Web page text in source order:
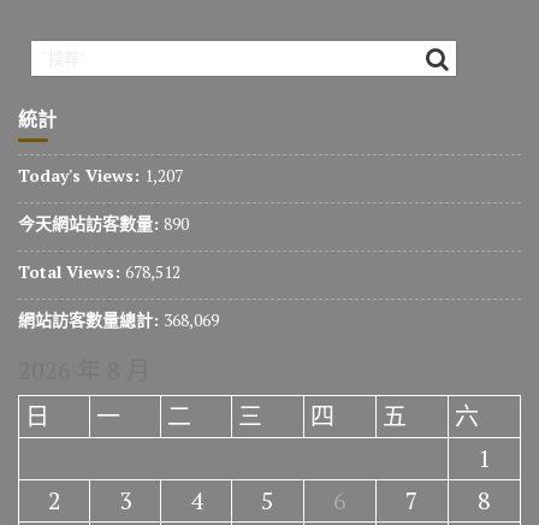
統計
Today's Views: 1,207
今天網站訪客數量: 890
Total Views: 678,512
網站訪客數量總計: 368,069
日
一 二 三 四 五
六
1
2
3 4 5 6 7
8